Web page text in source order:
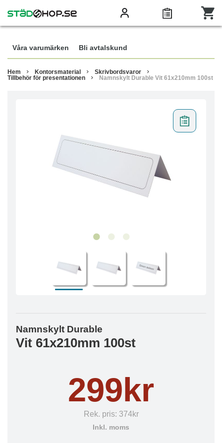
Våra varumärken Bli avtalskund
Hem Kontorsmaterial
Skrivbordsvaror
Tillbehör för presentationen
Namnskylt Durable Vit 61x210mm 100st
Namnskylt Durable
Vit 61x210mm 100st
299kr
Rek. pris: 374kr
Inkl. moms